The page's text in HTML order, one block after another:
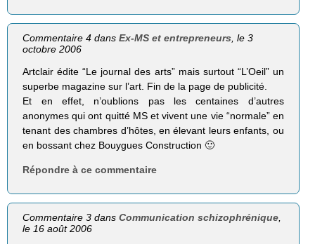
Commentaire 4 dansEx-MS et entrepreneurs, le 3
octobre 2006
Artclair édite “Le journal des arts” mais surtout “L’Oeil” un
superbe magazine sur l’art. Fin de la page de publicité.
Et en effet, n’oublions pas les centaines d’autres
anonymes qui ont quitté MS et vivent une vie “normale” en
tenant des chambres d’hôtes, en élevant leurs enfants, ou
en bossant chez Bouygues Construction 🙂
Répondre à ce commentaire
Commentaire 3 dansCommunication schizophrénique
le 16 août 2006